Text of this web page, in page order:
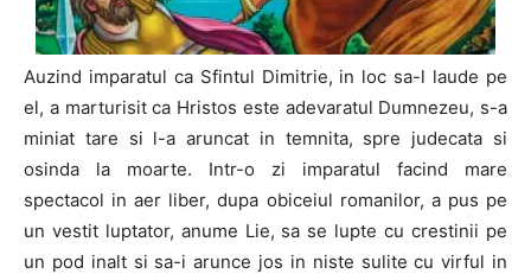
Auzind imparatul ca Sfintul Dimitrie, in loc sa-l laude pe
el, a marturisit ca Hristos este adevaratul Dumnezeu, s-a
miniat tare si l-a aruncat in temnita, spre judecata si
osinda la moarte. Intr-o zi imparatul facind mare
spectacol in aer liber, dupa obiceiul romanilor, a pus pe
un vestit luptator, anume Lie, sa se lupte cu crestinii pe
un pod inalt si sa-i arunce jos in niste sulite cu virful in